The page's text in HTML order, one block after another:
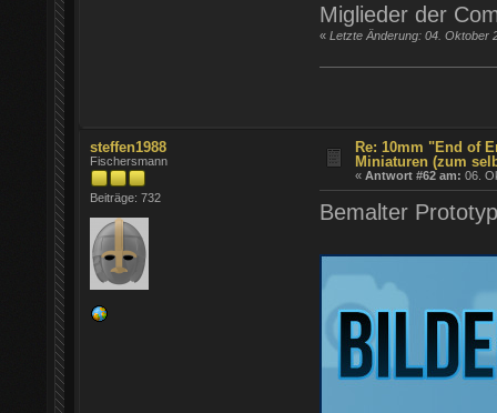
Miglieder der
« Letzte Änderung: 04. Oktober
steffen1988
Fischersmann
Beiträge: 732
Re: 10mm "End of
Miniaturen (zum
«Antwort #62 am: 06.
Bemalter Prototyp